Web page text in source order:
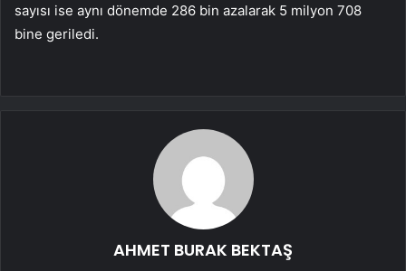
sayısı ise aynı dönemde 286 bin azalarak 5 milyon 708
bine geriledi.
AHMET BURAK BEKTAŞ